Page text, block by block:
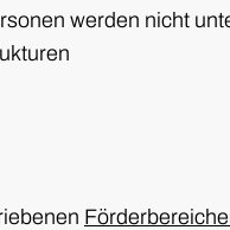
werden nicht